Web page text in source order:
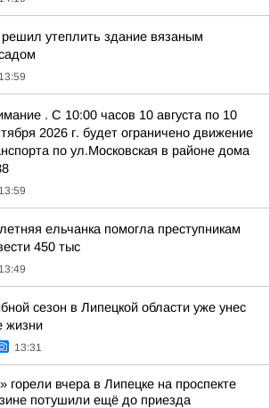
утеплить здание вязаным
13:59
. С 10:00 часов 10 августа по 10
2026 г. будет ограничено движение
по ул.Московская в районе дома
13:59
ельчанка помогла преступникам
450 тыс
13:49
сезон в Липецкой области уже унес
жизни
13:31
горели вчера в Липецке на проспекте
потушили ещё до приезда